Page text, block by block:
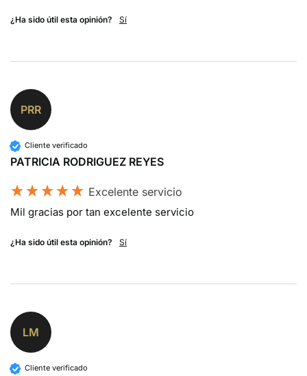
¿Ha sido útil esta opinión? Sí
PRR
Cliente verificado
PATRICIA RODRIGUEZ REYES
Excelente servicio
Mil gracias por tan excelente servicio
¿Ha sido útil esta opinión? Sí
LM
Cliente verificado